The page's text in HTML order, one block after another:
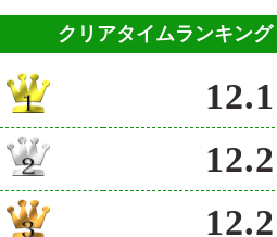
クリアタイムランキング
12.1
12.2
12.2